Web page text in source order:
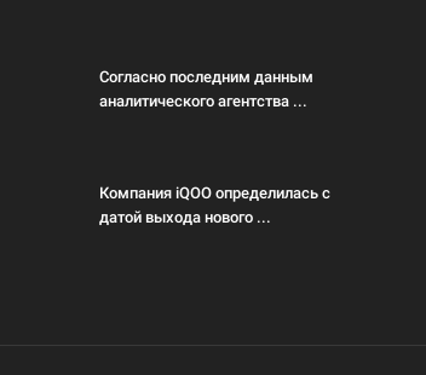
Согласно последним данным
аналитического агентства ...
Компания iQOO определилась с
датой выхода нового ...